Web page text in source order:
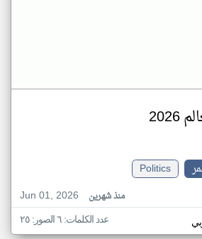
Politics
Jun 01, 2026
منذ شهرين
عدد الكلمات: ٦ الصور: ٢٥